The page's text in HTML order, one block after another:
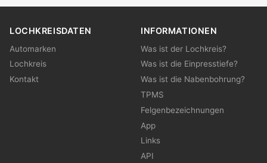
LOCHKREISDATEN
Automarken
Lochkreis
Kontakt
INFORMATIONEN
Was ist der Lochkreis?
Was ist die Einpresstiefe?
Was ist die Nabenbohrung?
TPMS
Felgenbezeichnungen
App
Links
API